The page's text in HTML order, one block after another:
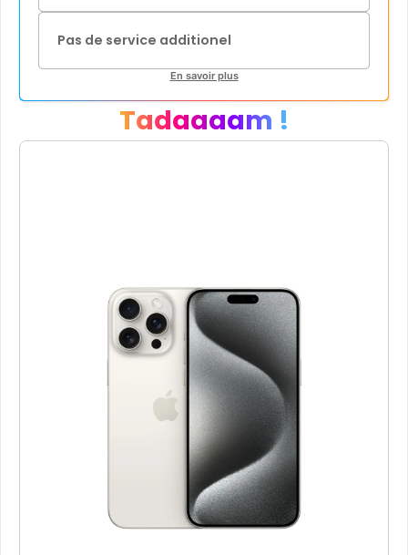
Pas de service additionel
En savoir plus
Tadaaaam !